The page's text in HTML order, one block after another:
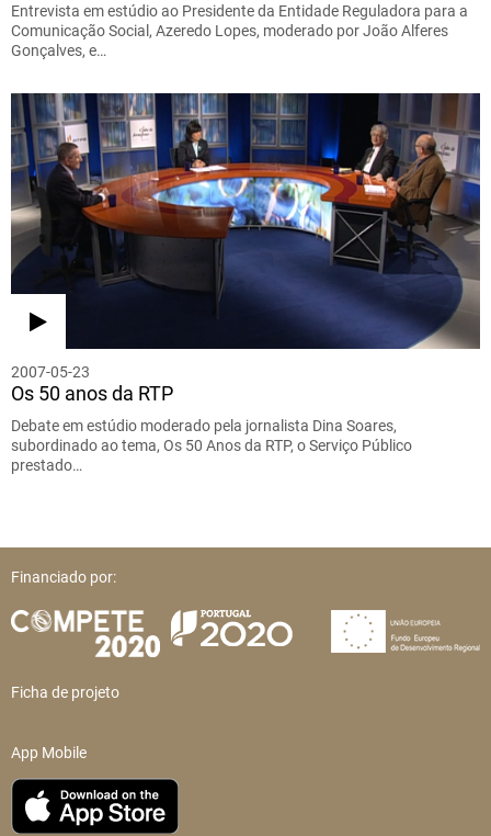
Entrevista em estúdio ao Presidente da Entidade Reguladora para a
Comunicação Social, Azeredo Lopes, moderado por João Alferes
Gonçalves, e…
2007-05-23
Os 50 anos da RTP
Debate em estúdio moderado pela jornalista Dina Soares,
subordinado ao tema, Os 50 Anos da RTP, o Serviço Público
prestado…
Financiado por:
Ficha de projeto
App Mobile